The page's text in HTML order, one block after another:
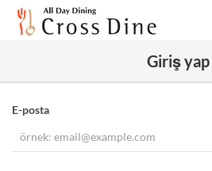
Giriş yap
E-posta